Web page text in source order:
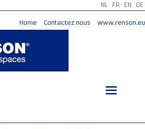
NL FR EN DE
Home Contactez nous www.renson.eu